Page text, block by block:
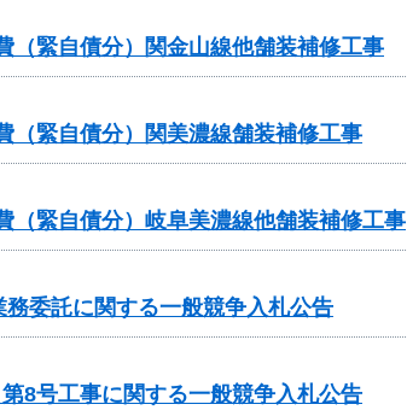
（緊自債分）関金山線他舗装補修工事
（緊自債分）関美濃線舗装補修工事
緊自債分）岐阜美濃線他舗装補修工事
委託に関する一般競争入札公告
8号工事に関する一般競争入札公告